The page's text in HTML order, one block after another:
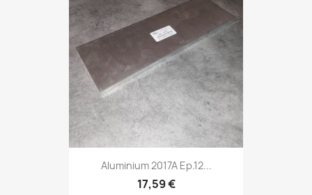
Aluminium 2017A Ep.12...
17,59 €